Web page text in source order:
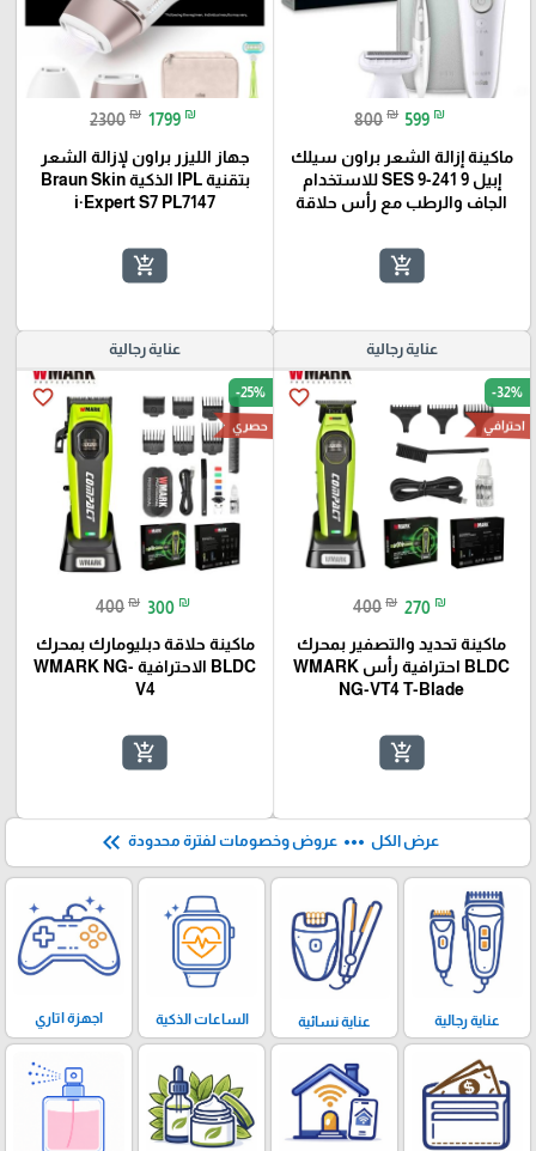
800 ₪ 599 ₪
ماكينة إزالة الشعر براون سيلك
إبيل 9 SES 9-241 للاستخدام
الجاف والرطب مع رأس حلاقة
add_shopping_cart
2300 ₪ 1799 ₪
جهاز الليزر براون لإزالة الشعر
بتقنية IPL الذكية Braun Skin
i·Expert S7 PL7147
add_shopping_cart
عناية رجالية
favorite_border -32%
احترافي
400 ₪ 270 ₪
ماكينة تحديد والتصفير بمحرك
BLDC احترافية رأس WMARK
NG-VT4 T-Blade
add_shopping_cart
عناية رجالية
favorite_border -25%
حصري
400 ₪ 300 ₪
ماكينة حلاقة دبليومارك بمحرك
BLDC الاحترافية WMARK NG-
V4
add_shopping_cart
عرض الكل more_horiz عروض وخصومات لفترة محدودة keyboard_double_arrow_left
عناية رجالية عناية نسائية الساعات الذكية اجهزة اتاري